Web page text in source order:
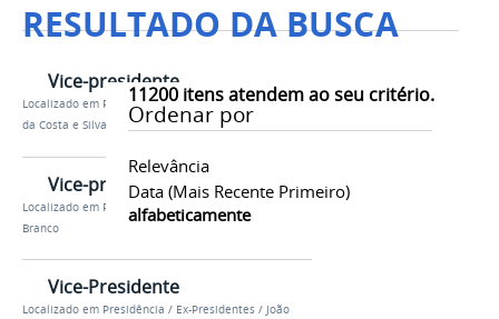
RESULTADO DA BUSCA
11200itens atendem ao seu critério.
Ordenar por
Relevância
Data (mais Recente Primeiro)
alfabeticamente
Vice-presidente
Localizado em Presidência /Ex-Presidentes /Arthur
da Costa e Silva
Vice-presidente
Localizado em Presidência Ex-Presidentes
Branco
Vice-Presidente
Localizado em Presidência / Ex-Presidentes / João